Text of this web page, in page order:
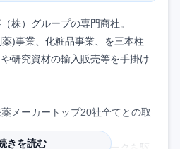
株）グループの専門商社。
)事業、化粧品事業、を三本柱
研究資材の輸入販売等を手掛け
メーカートップ20社全てとの取
きを読む